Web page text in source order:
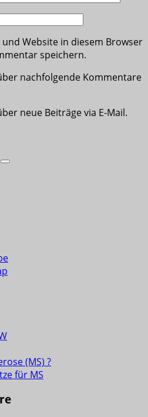
und Website in diesem Browser
speichern.
nachfolgende Kommentare
neue Beiträge via E-Mail.
(MS) ?
für MS